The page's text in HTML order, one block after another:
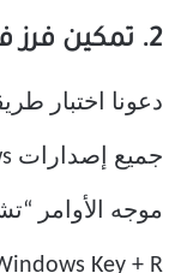
2. تمكين فرز فرز باستخدام محرر التسجيل
دعونا اختبار
موجه الأوامر